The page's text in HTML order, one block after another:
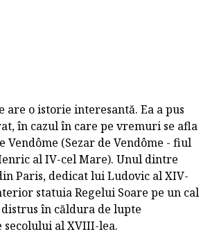
are o istorie interesantă. Ea a pus
în cazul în care pe vremuri se afla
Vendôme (Sezar de Vendôme - fiul
al IV-cel Mare). Unul dintre
Paris, dedicat lui Ludovic al XIV-
statuia Regelui Soare pe un cal
în căldura de lupte
al XVIII-lea.